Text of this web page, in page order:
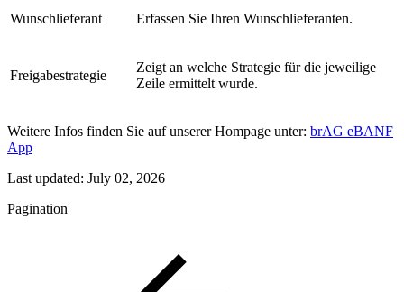
Wunschlieferant Erfassen Sie Ihren Wunschlieferanten.
Freigabestrategie
Zeigt an welche Strategie für die jeweilige
Zeile ermittelt wurde.
Weitere Infos finden Sie auf unserer Hompage unter: brAG eBANF
App
Last updated: July 02, 2026
Pagination